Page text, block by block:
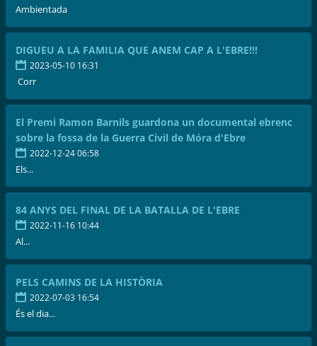
Ambientada
DIGUEU A LA FAMILIA QUE ANEM CAP A L'EBRE!!!
2023-05-10 16:31
Corr
El Premi Ramon Barnils guardona un documental ebrenc
sobre la fossa de la Guerra Civil de Móra d'Ebre
2022-12-24 06:58
Els...
84 ANYS DEL FINAL DE LA BATALLA DE L'EBRE
2022-11-16 10:44
Al...
PELS CAMINS DE LA HISTÒRIA
2022-07-03 16:54
És el dia...